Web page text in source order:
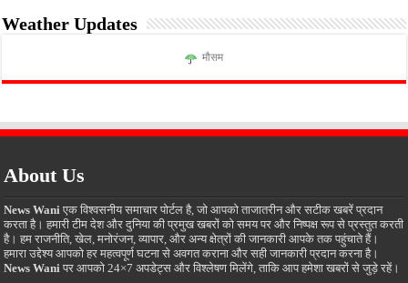
Weather Updates
मौसम
About Us
News Wani एक विश्वसनीय समाचार पोर्टल है, जो आपको ताजातरीन और सटीक खबरें प्रदान
करता है। हमारी टीम देश और दुनिया की प्रमुख खबरों को समय पर और निष्पक्ष रूप से प्रस्तुत करती
है। हम राजनीति, खेल, मनोरंजन, व्यापार, और अन्य क्षेत्रों की जानकारी आपके तक पहुंचाते हैं।
हमारा उद्देश्य आपको हर महत्वपूर्ण घटना से अवगत कराना और सही जानकारी प्रदान करना है।
News Wani पर आपको 24×7 अपडेट्स और विश्लेषण मिलेंगे, ताकि आप हमेशा खबरों से जुड़े रहें।